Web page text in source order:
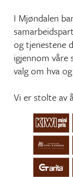
I Mjøndalen
og tjenestene
igjennom
valg om hva
Vi er stolte av